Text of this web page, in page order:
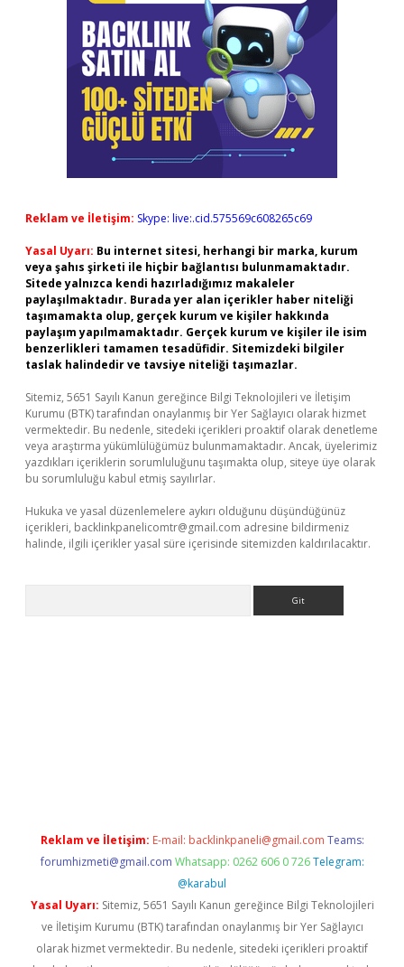
Reklam ve İletişim: Skype: live:.cid.575569c608265c69
Yasal Uyarı: Bu internet sitesi, herhangi bir marka, kurum
veya şahıs şirketi ile hiçbir bağlantısı bulunmamaktadır.
Sitede yalnızca kendi hazırladığımız makaleler
paylaşılmaktadır. Burada yer alan içerikler haber niteliği
taşımamakta olup, gerçek kurum ve kişiler hakkında
paylaşım yapılmamaktadır. Gerçek kurum ve kişiler ile isim
benzerlikleri tamamen tesadüfidir. Sitemizdeki bilgiler
taslak halindedir ve tavsiye niteliği taşımazlar.
Sitemiz, 5651 Sayılı Kanun gereğince Bilgi Teknolojileri ve İletişim
Kurumu (BTK) tarafından onaylanmış bir Yer Sağlayıcı olarak hizmet
vermektedir. Bu nedenle, sitedeki içerikleri proaktif olarak denetleme
veya araştırma yükümlülüğümüz bulunmamaktadır. Ancak, üyelerimiz
yazdıkları içeriklerin sorumluluğunu taşımakta olup, siteye üye olarak
bu sorumluluğu kabul etmiş sayılırlar.
Hukuka ve yasal düzenlemelere aykırı olduğunu düşündüğünüz
içerikleri, backlinkpanelicomtr@gmail.com adresine bildirmeniz
halinde, ilgili içerikler yasal süre içerisinde sitemizden kaldırılacaktır.
Reklam ve İletişim: E-mail: backlinkpaneli@gmail.com Teams:
forumhizmeti@gmail.com Whatsapp: 0262 606 0 726 Telegram:
@karabul
Yasal Uyarı: Sitemiz, 5651 Sayılı Kanun gereğince Bilgi Teknolojileri
ve İletişim Kurumu (BTK) tarafından onaylanmış bir Yer Sağlayıcı
olarak hizmet vermektedir. Bu nedenle, sitedeki içerikleri proaktif